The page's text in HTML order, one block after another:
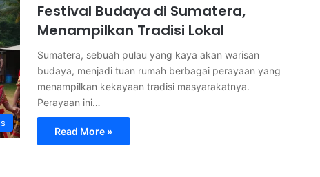
Festival Budaya di Sumatera,
Menampilkan Tradisi Lokal
Sumatera, sebuah pulau yang kaya akan warisan
budaya, menjadi tuan rumah berbagai perayaan yang
menampilkan kekayaan tradisi masyarakatnya.
Perayaan ini…
Read More »